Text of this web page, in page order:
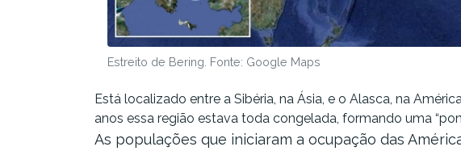
Estreito de Bering. Fonte: Google Maps
Está localizado entre a Sibéria, na Ásia, e o Alasca, na
anos essa região estava toda congelada, formando uma
As populações que iniciaram a ocupação das